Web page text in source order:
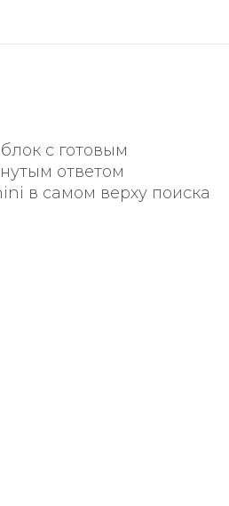
с готовым
ответом
в самом верху поиска